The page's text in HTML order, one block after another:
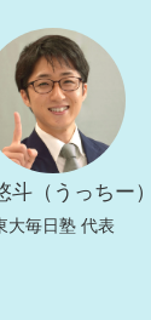
斗（うっちー）
大毎日塾 代表